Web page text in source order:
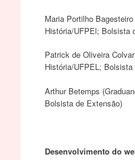
Maria Portilho
História/UFPEl; Bolsista
Patrick de Oliveira
História/UFPEL;
Arthur Betemps
Bolsista de Extensão)
Desenvolvimento do